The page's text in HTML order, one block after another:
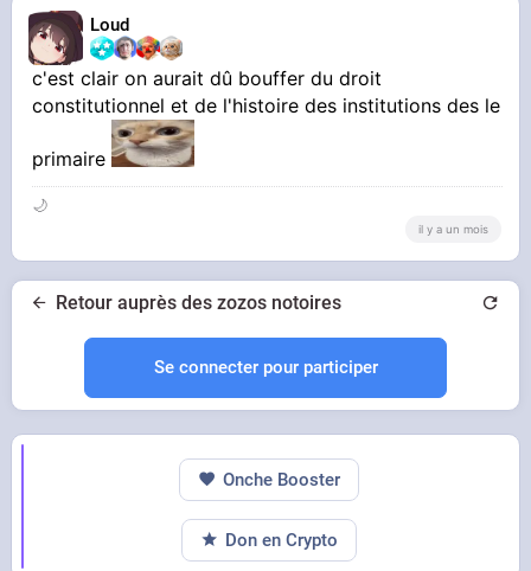
Loud
c'est clair on aurait dû bouffer du droit
constitutionnel et de l'histoire des institutions des le
primaire
🌙
il y a un mois
Retour auprès des zozos notoires
Se connecter pour participer
Onche Booster
Don en Crypto